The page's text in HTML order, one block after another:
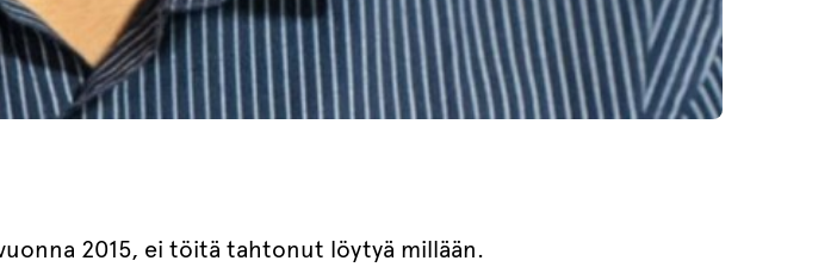
2015, ei töitä tahtonut löytyä millään.